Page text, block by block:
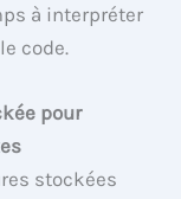
à interpréter
code.
pour
stockées